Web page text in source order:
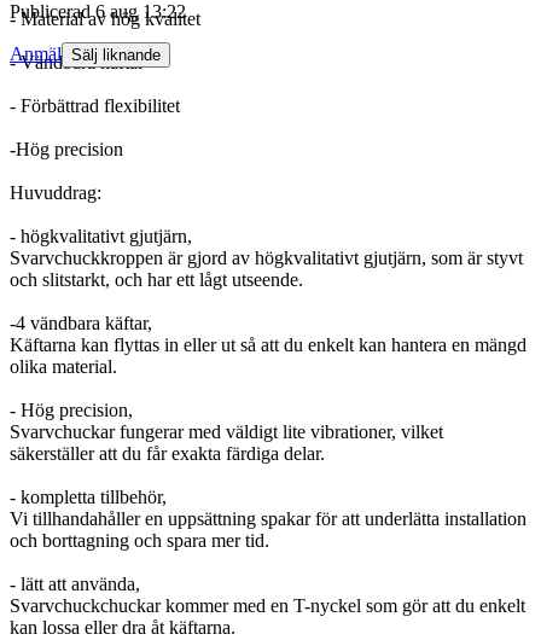
- Material av hög kvalitet
- Vändbara käftar
- Förbättrad flexibilitet
-Hög precision
Huvuddrag:
- högkvalitativt gjutjärn,
Svarvchuckkroppen är gjord av högkvalitativt gjutjärn, som är styvt
och slitstarkt, och har ett lågt utseende.
-4 vändbara käftar,
Käftarna kan flyttas in eller ut så att du enkelt kan hantera en mängd
olika material.
- Hög precision,
Svarvchuckar fungerar med väldigt lite vibrationer, vilket
säkerställer att du får exakta färdiga delar.
- kompletta tillbehör,
Vi tillhandahåller en uppsättning spakar för att underlätta installation
och borttagning och spara mer tid.
- lätt att använda,
Svarvchuckchuckar kommer med en T-nyckel som gör att du enkelt
kan lossa eller dra åt käftarna.
Publicerad 6 aug 13:22
Anmäl Sälj liknande